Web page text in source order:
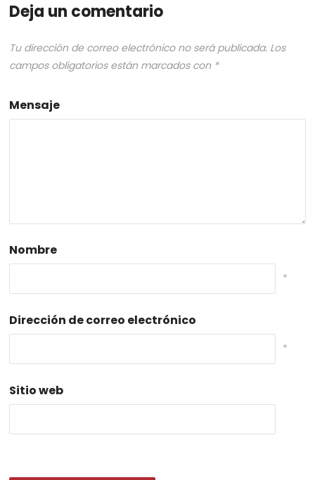
Deja un comentario
Tu dirección de correo electrónico no será publicada. Los
campos obligatorios están marcados con *
Mensaje
Nombre
*
Dirección de correo electrónico
*
Sitio web